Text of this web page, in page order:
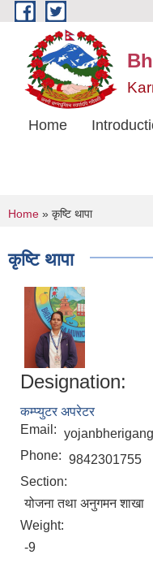
Skip to main content
Home
You are here
Home » कृष्टि थापा
कृष्टि थापा
Designation:
कम्प्युटर अपरेटर
Email:
Phone: 9842301755
Section:
योजना तथा अनुगमन शाखा
Weight:
-9